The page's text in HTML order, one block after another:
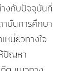
งกับปัจจุบันที่
บันการศึกษา
นี่ยวทางใจ
ปัญหา